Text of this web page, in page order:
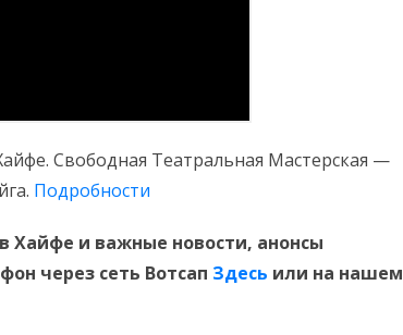
Свободная Театральная Мастерская —
Подробности
Хайфе и важные новости, анонсы
через сеть Вотсап Здесь или на нашем